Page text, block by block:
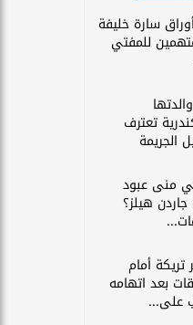
سارة خليفة
متهمين للمفتي
تعترف
الجريمة
منى عبود
هيلز؟
تريكة أمام
بعد اتهامه
على...